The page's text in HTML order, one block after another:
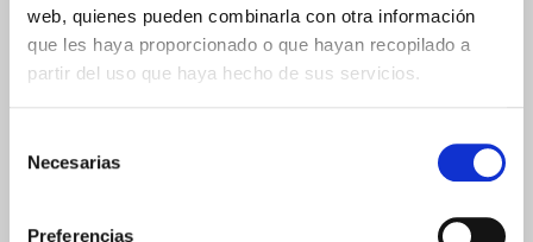
web, quienes pueden combinarla con otra información
que les haya proporcionado o que hayan recopilado a
partir del uso que haya hecho de sus servicios.
Necesarias
Preferencias
Publicado en El cuerpo de las Supermamás